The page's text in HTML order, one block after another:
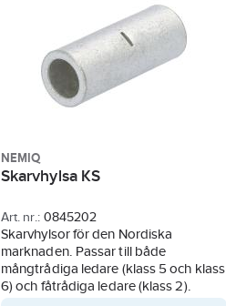
NEMIQ
Skarvhylsa KS
Art. nr.: 0845202
Skarvhylsor för den Nordiska
marknaden. Passar till både
mångtrådiga ledare (klass 5 och klass
6) och fåtrådiga ledare (klass 2).